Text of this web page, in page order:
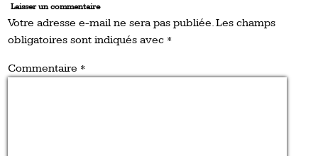
Laisser un commentaire
Votre adresse e-mail ne sera pas publiée.Les champs
obligatoires sont indiqués avec *
Commentaire *